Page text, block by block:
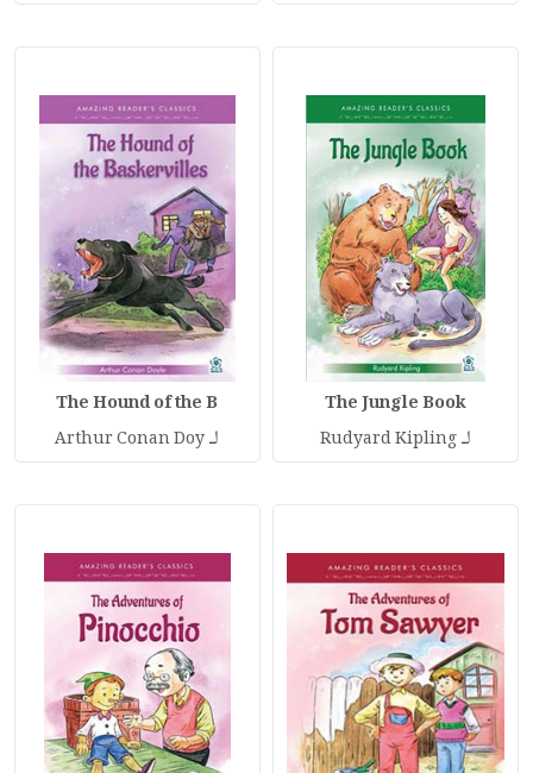
The Jungle Book
لـRudyard Kipling
The Hound of the B
لـArthur Conan Doy